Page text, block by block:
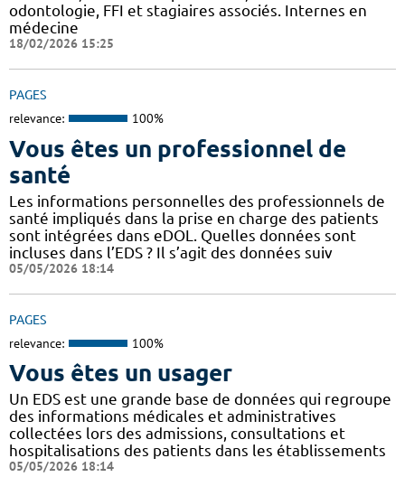
odontologie, FFI et stagiaires associés. Internes en
médecine
18/02/2026 15:25
PAGES
relevance: 100%
Vous êtes un professionnel de
santé
Les informations personnelles des professionnels de
santé impliqués dans la prise en charge des patients
sont intégrées dans eDOL. Quelles données sont
incluses dans l’EDS ? Il s’agit des données suiv
05/05/2026 18:14
PAGES
relevance: 100%
Vous êtes un usager
Un EDS est une grande base de données qui regroupe
des informations médicales et administratives
collectées lors des admissions, consultations et
hospitalisations des patients dans les établissements
05/05/2026 18:14